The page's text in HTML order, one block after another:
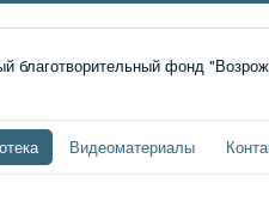
Видеоматериалы